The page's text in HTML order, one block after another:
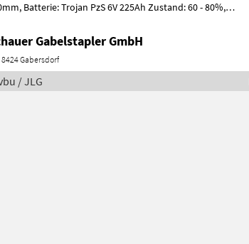
60 - 80%,
Gabelstapler GmbH
8424 Gabersdorf
/ JLG